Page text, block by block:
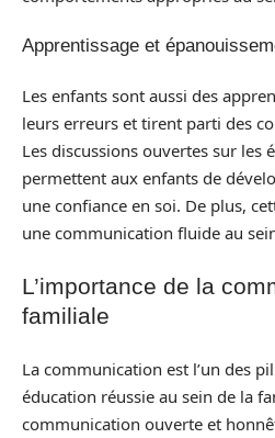
Apprentissage et
Les enfants sont aussi des
leurs erreurs et tirent parti des
Les discussions ouvertes sur les
permettent aux enfants de
une confiance en soi. De plus,
une communication fluide au
L’importance de la
familiale
La communication est l’un des
éducation réussie au sein de la
communication ouverte et